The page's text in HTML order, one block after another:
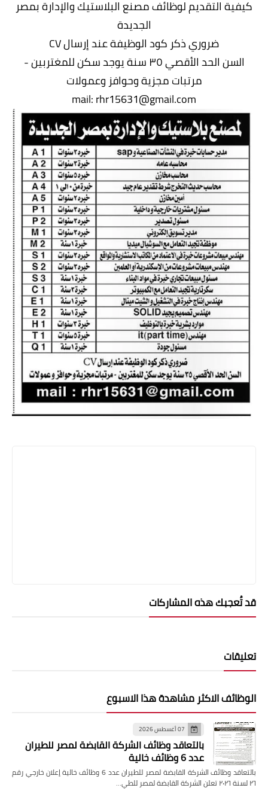
كيفية التقديم لوظائف مصنع البلاستيك والإدارة بمصر
الجديدة
ضروري ذكر كود الوظيفة عند إرسال CV
السن الحد الأقصي ٣٥ سنة يوجد سكن للمغتربين -
مرتبات مجزية وحوافز وعمولات
mail:rhr15631@gmail.com
قد تُعجبك هذه المشاركات
تعليقات
الوظائف الاكثر مشاهدة هذا الاسبوع
07 أغسطس 2026
بالتعاقد وظائف الشركة القابضة لمصر للطيران
عدد 6 وظائف خالية
بالتعاقد وظائف الشركة القابضة لمصر للطيران عدد 6 وظائف خالية إعلان خارجي رقم
٢٦ لسنة ٢٠٢٦ تعلن الشركة القابضة لمصر للطي…